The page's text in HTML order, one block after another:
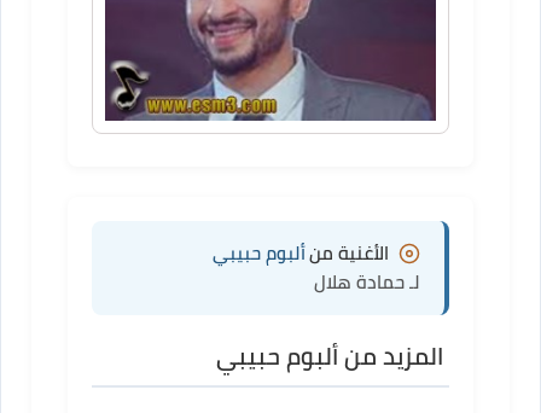
الأغنية منألبوم حبيبي
لـ حمادة هلال
المزيد من ألبوم حبيبي